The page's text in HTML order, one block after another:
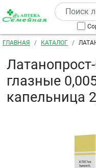
Перейти к основному
Строка
ГЛАВНАЯ КАТАЛОГ
глазные
капельница